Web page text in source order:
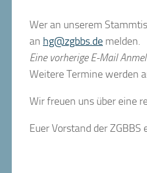
Wer an unserem
an hg@zgbbs.de melden.
Eine vorherige E-Mail
Weitere Termine werden
Wir freuen uns über eine
Euer Vorstand der ZGBBS